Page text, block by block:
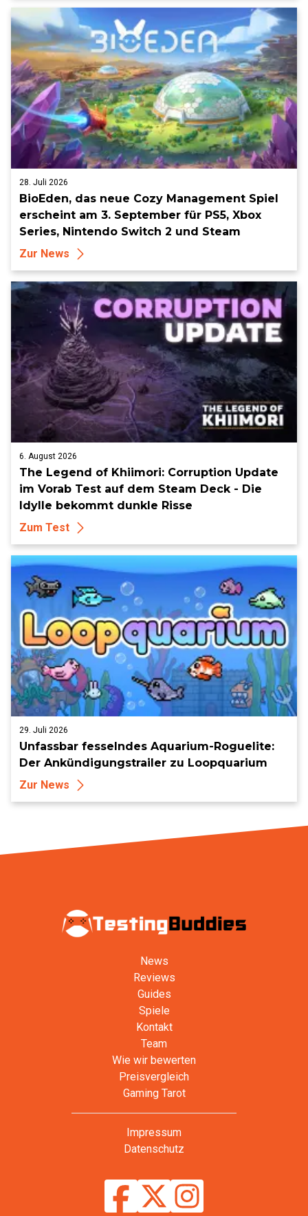
28. Juli 2026
BioEden, das neue Cozy Management Spiel
erscheint am 3. September für PS5, Xbox
Series, Nintendo Switch 2 und Steam
Zur News
6. August 2026
The Legend of Khiimori: Corruption Update
im Vorab Test auf dem Steam Deck - Die
Idylle bekommt dunkle Risse
Zum Test
29. Juli 2026
Unfassbar fesselndes Aquarium-Roguelite:
Der Ankündigungstrailer zu Loopquarium
Zur News
News
Reviews
Guides
Spiele
Kontakt
Team
Wie wir bewerten
Preisvergleich
Gaming Tarot
Impressum
Datenschutz